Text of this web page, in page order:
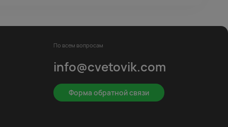
По всем вопросам
info@cvetovik.com
Форма обратной связи